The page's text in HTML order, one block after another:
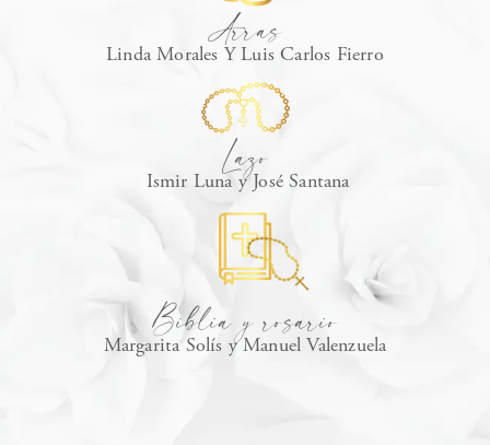
Arras
Linda Morales Y Luis Carlos Fierro
Lazo
Ismir Luna y José Santana
Biblia y rosario
Margarita Solís y Manuel Valenzuela